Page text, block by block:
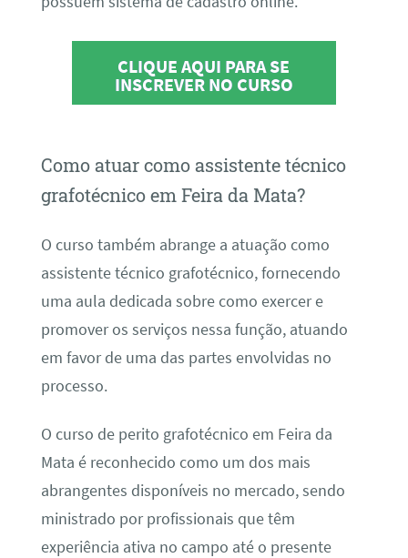
CLIQUE AQUI PARA SE
INSCREVER NO CURSO
Como atuar como assistente técnico
grafotécnico em Feira da Mata?
O curso também abrange a atuação como
assistente técnico grafotécnico, fornecendo
uma aula dedicada sobre como exercer e
promover os serviços nessa função, atuando
em favor de uma das partes envolvidas no
processo.
O curso de perito grafotécnico em Feira da
Mata é reconhecido como um dos mais
abrangentes disponíveis no mercado, sendo
ministrado por profissionais que têm
experiência ativa no campo até o presente